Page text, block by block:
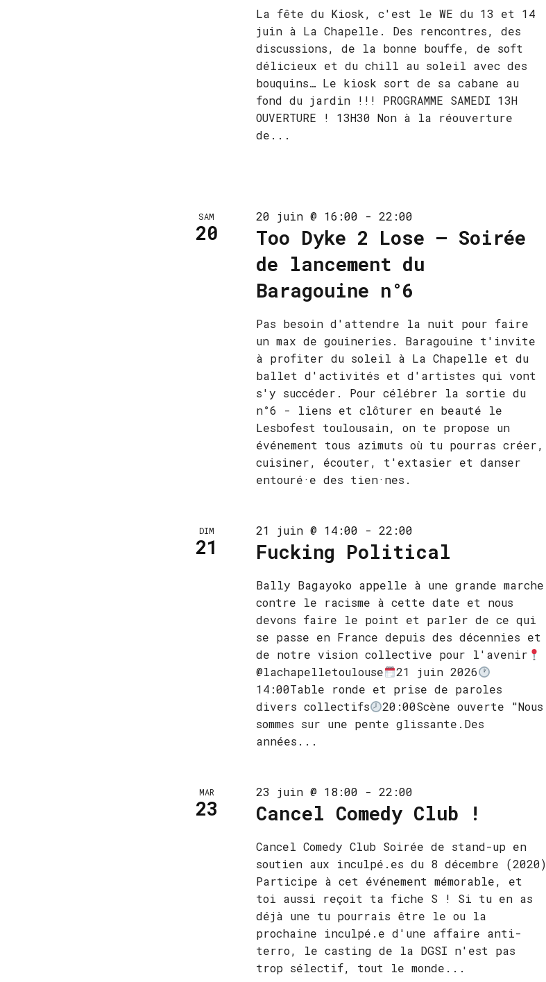
La fête du Kiosk, c'est le WE du 13 et 14
juin à La Chapelle. Des rencontres, des
discussions, de la bonne bouffe, de soft
délicieux et du chill au soleil avec des
bouquins… Le kiosk sort de sa cabane au
fond du jardin !!! PROGRAMME SAMEDI 13H
OUVERTURE ! 13H30 Non à la réouverture
de...
SAM
20
Too Dyke 2 Lose – Soirée
de lancement du
Baragouine n°6
20 juin @ 16:00 - 22:00
Pas besoin d'attendre la nuit pour faire
un max de gouineries. Baragouine t'invite
à profiter du soleil à La Chapelle et du
ballet d'activités et d'artistes qui vont
s'y succéder. Pour célébrer la sortie du
n°6 - liens et clôturer en beauté le
Lesbofest toulousain, on te propose un
événement tous azimuts où tu pourras créer,
cuisiner, écouter, t'extasier et danser
entouré·e des tien·nes.
DIM
21 Fucking Political
21 juin @ 14:00 - 22:00
Bally Bagayoko appelle à une grande marche
contre le racisme à cette date et nous
devons faire le point et parler de ce qui
se passe en France depuis des décennies et
de notre vision collective pour l'avenir
@lachapelletoulouse
21 juin 2026
14:00Table ronde et prise de paroles
divers collectifs
20:00Scène ouverte "Nous
sommes sur une pente glissante.Des
années...
MAR
23 Cancel Comedy Club !
23 juin @ 18:00 - 22:00
Cancel Comedy Club Soirée de stand-up en
soutien aux inculpé.es du 8 décembre (2020)
Participe à cet événement mémorable, et
toi aussi reçoit ta fiche S ! Si tu en as
déjà une tu pourrais être le ou la
prochaine inculpé.e d'une affaire anti-
terro, le casting de la DGSI n'est pas
trop sélectif, tout le monde...